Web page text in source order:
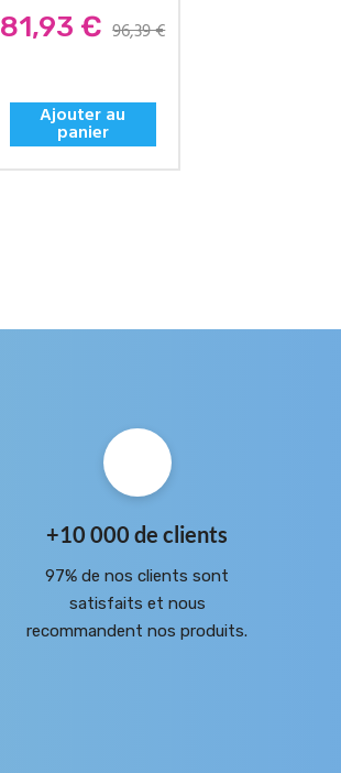
Prix
81,93 € 96,39 €
Ajouter au
panier
+10 000 de clients
97% de nos clients sont
satisfaits et nous
recommandent nos produits.